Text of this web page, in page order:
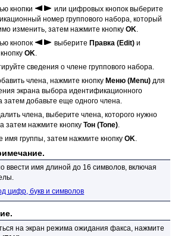
кнопки
или цифровых кнопок выберите
номер группового набора, который
изменить, затем нажмите кнопкуOK
кнопок
выберите Правка (Edit) и
OK
сведения о члене группового набора.
члена, нажмите кнопку Меню (Menu) для
экрана выбора идентификационного
затем добавьте еще одного члена.
члена, выберите члена, которого нужно
затем нажмите кнопкуТон (Tone)
имя группы, затем нажмите кнопкуOK
ввести имя длиной до 16 символов, включая
цифр, букв и символов
на экран режима ожидания факса, нажмите